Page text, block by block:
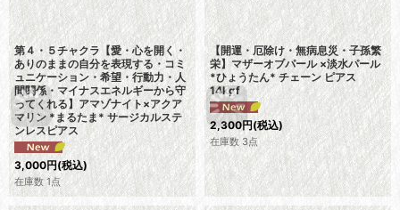
第４・５チャクラ【愛・心を開く・
ありのままの自分を表現する・コミ
ュニケーション・希望・行動力・人
間関係・マイナスエネルギーから守
ってくれる】アマゾナイト×アクア
マリン *まるたま* サージカルステ
ンレスピアス
3,000円(税込)
在庫数 1点
【開運・厄除け・無病息災・子孫繁
栄】マザーオブパール ×淡水パール
*ひょうたん* チェーン ピアス
14kgf
2,300円(税込)
在庫数 3点